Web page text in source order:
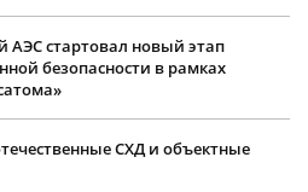
АЭС стартовал новый этап
безопасности в рамках
СХД и объектные